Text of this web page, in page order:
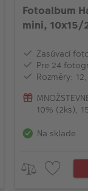
Fotoalbum
mini, 10x15/
Zasúvací
Pre 24
Rozměry:
10% (2ks),
Na sklade